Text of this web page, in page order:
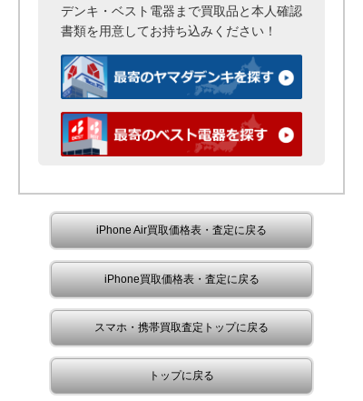
デンキ・ベスト電器まで買取品と本人確認
書類を用意してお持ち込みください！
iPhone Air買取価格表・査定に戻る
iPhone買取価格表・査定に戻る
スマホ・携帯買取査定トップに戻る
トップに戻る